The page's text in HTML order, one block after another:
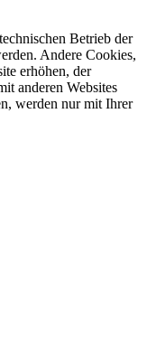
Betrieb der
Andere Cookies,
erhöhen, der
anderen Websites
werden nur mit Ihrer